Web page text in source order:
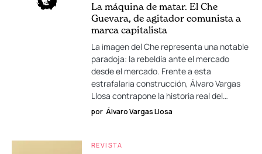
La máquina de matar. El Che
Guevara, de agitador comunista a
marca capitalista
La imagen del Che representa una notable
paradoja: la rebeldía ante el mercado
desde el mercado. Frente a esta
estrafalaria construcción, Álvaro Vargas
Llosa contrapone la historia real del…
por Álvaro Vargas Llosa
REVISTA